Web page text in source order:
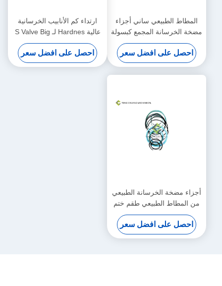
المطاط الطبيعي ساني أجزاء
مضخة الخرسانة المجمع كبسولة
احصل على افضل سعر
ارتداء كم الأنابيب الخرسانية
عالية Hardnes لـ S Valve Big
End
احصل على افضل سعر
أجزاء مضخة الخرسانة الطبيعي
من المطاط الطبيعي طقم ختم
أسطوانة الذراع القياسي
احصل على افضل سعر